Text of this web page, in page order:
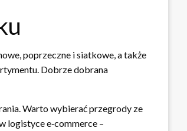
poprzeczne i siatkowe, a także
Dobrze dobrana
Warto wybierać przegrody ze
logistyce e‑commerce –